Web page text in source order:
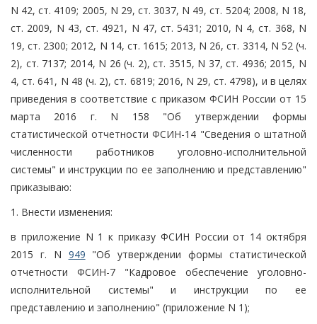
N 42, ст. 4109; 2005, N 29, ст. 3037, N 49, ст. 5204; 2008, N 18,
ст. 2009, N 43, ст. 4921, N 47, ст. 5431; 2010, N 4, ст. 368, N
19, ст. 2300; 2012, N 14, ст. 1615; 2013, N 26, ст. 3314, N 52 (ч.
2), ст. 7137; 2014, N 26 (ч. 2), ст. 3515, N 37, ст. 4936; 2015, N
4, ст. 641, N 48 (ч. 2), ст. 6819; 2016, N 29, ст. 4798), и в целях
приведения в соответствие с приказом ФСИН России от 15
марта 2016 г. N 158 "Об утверждении формы
статистической отчетности ФСИН-14 "Сведения о штатной
численности работников уголовно-исполнительной
системы" и инструкции по ее заполнению и представлению"
приказываю:
1. Внести изменения:
в приложение N 1 к приказу ФСИН России от 14 октября
2015 г. N 949 "Об утверждении формы статистической
отчетности ФСИН-7 "Кадровое обеспечение уголовно-
исполнительной системы" и инструкции по ее
представлению и заполнению" (приложение N 1);